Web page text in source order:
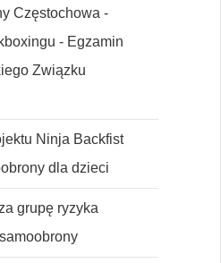
Częstochowa -
- Egzamin
Związku
Ninja Backfist
dla dzieci
grupę ryzyka